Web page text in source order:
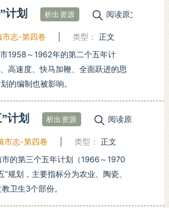
计划 析出资源 阅读原文
市志-第四卷 类型： 正文
1958～1962年的第二个五年计
高速度、快马加鞭、全面跃进的思
的编制也被影响。
计划 析出资源 阅读原文
市志-第四卷 类型： 正文
的第三个五年计划（1966～1970
”规划，主要指标分为农业、陶瓷、
卫生3个部份。